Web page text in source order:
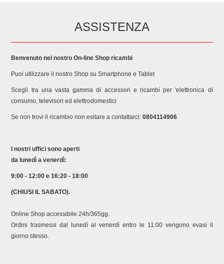
ASSISTENZA
Benvenuto nel nostro On-line Shop ricambi
Puoi utilizzare il nostro Shop su Smartphone e Tablet
Scegli tra una vasta gamma di accessori e ricambi per 'elettronica di
consumo, televisori ed elettrodomestici
Se non trovi il ricambio non esitare a contattarci:0804114906
I nostri uffici sono aperti
da lunedì a venerdì:
9:00 - 12:00 e 16:20 - 18:00
(CHIUSI IL SABATO).
Online Shop accessibile 24h/365gg.
Ordini trasmessi dal lunedì al venerdì entro le 11:00 vengono evasi il
giorno stesso.